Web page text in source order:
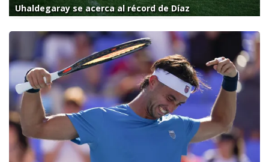
Uhaldegaray se acerca al récord de Díaz